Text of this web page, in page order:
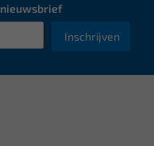
nieuwsbrief
Inschrijven